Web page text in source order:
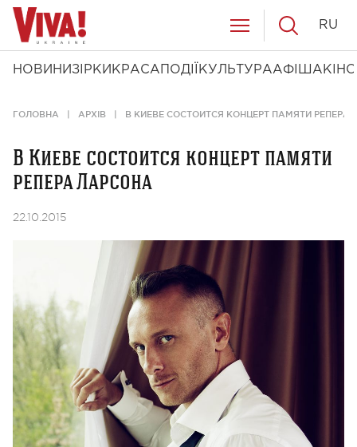
НОВИНИ ЗІРКИ КРАСА ПОДІЇ КУЛЬТУРААФІША КІНО
RU
ГОЛОВНА АРХІВ В КИЕВЕ СОСТОИТСЯ КОНЦЕРТ ПАМЯТИ РЕПЕРА
В Киеве состоится концерт памяти
репера Ларсона
22.10.2015